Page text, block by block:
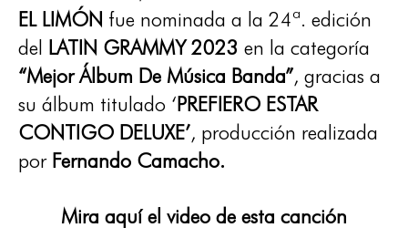
EL LIMÓN fue nominada a la 24ª. edición
del LATIN GRAMMY 2023 en la categoría
“Mejor Álbum De Música Banda”, gracias a
su álbum titulado ‘PREFIERO ESTAR
CONTIGO DELUXE’, producción realizada
por Fernando Camacho.
Mira aquí el video de esta canción